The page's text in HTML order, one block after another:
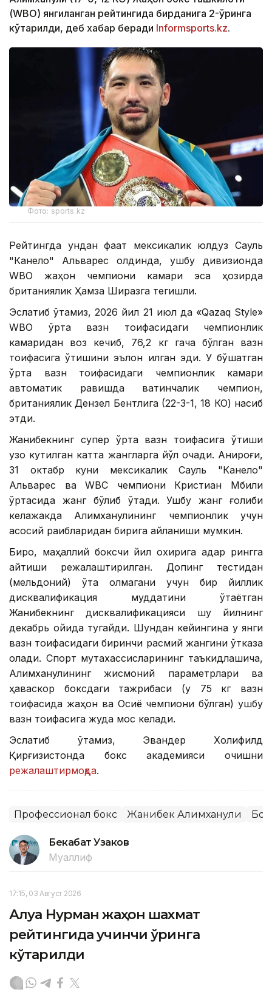
(WBО) янгиланган рейтингида бирданига 2-ўринга
кўтарилди, деб хабар беради Informsports.kz.
Фото: sports.kz
Рейтингда ундан фақат мексикалик юлдуз Сауль
"Канело" Альварес олдинда, ушбу дивизионда
WBО жаҳон чемпиони камари эса ҳозирда
британиялик Ҳамза Ширазга тегишли.
Эслатиб ўтамиз, 2026 йил 21 июл да «Qazaq Style»
WВО ўрта вазн тоифасидаги чемпионлик
камаридан воз кечиб, 76,2 кг гача бўлган вазн
тоифасига ўтишини эълон қилган эди. У бўшатган
ўрта вазн тоифасидаги чемпионлик камари
автоматик равишда вақтинчалик чемпион,
британиялик Дензел Бентлига (22-3-1, 18 КО) насиб
этди.
Жанибекнинг супер ўрта вазн тоифасига ўтиши
узоқ кутилган катта жангларга йўл очади. Аниқроғи,
31 октабр куни мексикалик Сауль "Канело"
Альварес ва WВC чемпиони Кристиан Мбили
ўртасида жанг бўлиб ўтади. Ушбу жанг ғолиби
келажакда Алимханулининг чемпионлик учун
асосий рақибларидан бирига айланиши мумкин.
Бироқ, маҳаллий боксчи йил охирига қадар рингга
қайтиши режалаштирилган. Допинг тестидан
(мельдоний) ўта олмагани учун бир йиллик
дисквалификация муддатини ўтаётган
Жанибекнинг дисквалификацияси шу йилнинг
декабрь ойида тугайди. Шундан кейингина у янги
вазн тоифасидаги биринчи расмий жангини ўтказа
олади. Спорт мутахассисларининг таъкидлашича,
Алимханулининг жисмоний параметрлари ва
ҳаваскор боксдаги тажрибаси (у 75 кг вазн
тоифасида жаҳон ва Осиё чемпиони бўлган) ушбу
вазн тоифасига жуда мос келади.
Эслатиб ўтамиз, Эвандер Холифилд
Қирғизистонда бокс академияси очишни
режалаштирмоқда.
Профессионал бокс Жанибек Алимханули
Бекабат Узаков
Муаллиф
17:15, 03 Август 2026
Алуа Нурман жаҳон шахмат
рейтингида учинчи ўринга
кўтарилди